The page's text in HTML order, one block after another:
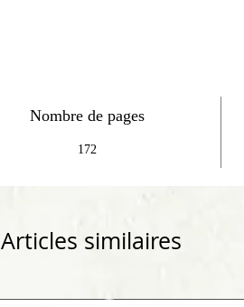
Nombre de pages
172
Articles similaires